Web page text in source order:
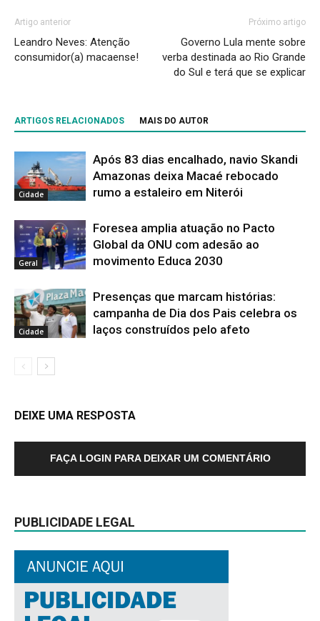
Artigo anterior
Leandro Neves: Atenção
consumidor(a) macaense!
Próximo artigo
Governo Lula mente sobre
verba destinada ao Rio Grande
do Sul e terá que se explicar
ARTIGOS RELACIONADOS MAIS DO AUTOR
Cidade
Após 83 dias encalhado, navio Skandi
Amazonas deixa Macaé rebocado
rumo a estaleiro em Niterói
Geral
Foresea amplia atuação no Pacto
Global da ONU com adesão ao
movimento Educa 2030
Cidade
Presenças que marcam histórias:
campanha de Dia dos Pais celebra os
laços construídos pelo afeto
DEIXE UMA RESPOSTA
FAÇA LOGIN PARA DEIXAR UM COMENTÁRIO
PUBLICIDADE LEGAL